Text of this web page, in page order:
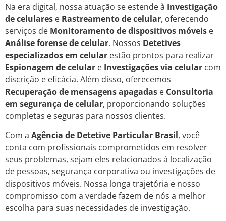
Na era digital, nossa atuação se estende à Investigação
de celulares e Rastreamento de celular, oferecendo
serviços de Monitoramento de dispositivos móveis e
Análise forense de celular. Nossos Detetives
especializados em celular estão prontos para realizar
Espionagem de celular e Investigações via celular com
discrição e eficácia. Além disso, oferecemos
Recuperação de mensagens apagadas e Consultoria
em segurança de celular, proporcionando soluções
completas e seguras para nossos clientes.
Com a Agência de Detetive Particular Brasil, você
conta com profissionais comprometidos em resolver
seus problemas, sejam eles relacionados à localização
de pessoas, segurança corporativa ou investigações de
dispositivos móveis. Nossa longa trajetória e nosso
compromisso com a verdade fazem de nós a melhor
escolha para suas necessidades de investigação.